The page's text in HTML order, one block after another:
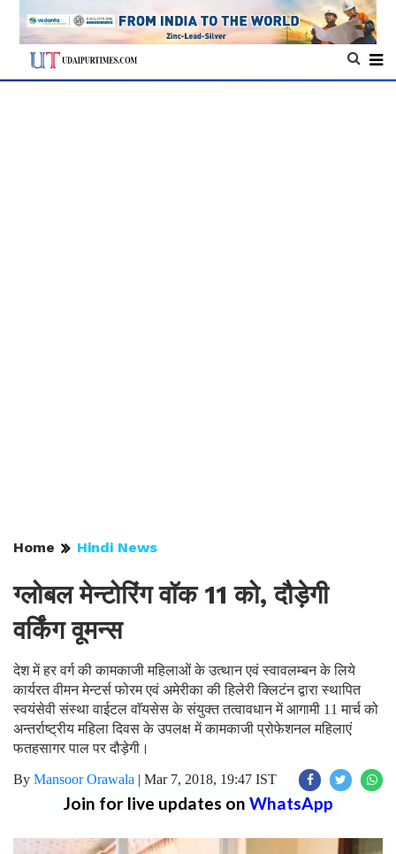
Home Hindi News
ग्लोबल मेन्टोरिंग वाॅक 11 को, दौड़ेगी
वर्किंग वूमन्स
देश में हर वर्ग की कामकाजी महिलाओं के उत्थान एवं स्वावलम्बन के लिये
कार्यरत वीमन मेन्टर्स फोरम एवं अमेरीका की हिलेरी क्लिटंन द्वारा स्थापित
स्वयंसेवी संस्था वाईटल वाॅयसेस के संयुक्त तत्वावधान में आगामी 11 मार्च को
अन्तर्राष्ट्रीय महिला दिवस के उपलक्ष में कामकाजी प्रोफेशनल महिलाएं
फतहसागर पाल पर दौड़ेगी।
By Mansoor Orawala | Mar 7, 2018, 19:47 IST
Join for live updates on WhatsApp